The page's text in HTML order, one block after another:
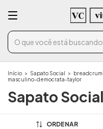
Início > Sapato Social >
masculino-democrata-taylor
Sapato Social
ORDENAR